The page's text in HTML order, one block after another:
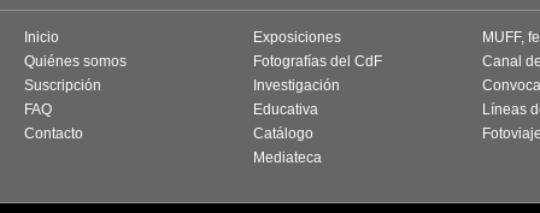
Inicio
Quiénes somos
Suscripción
FAQ
Contacto
Exposiciones
Fotografías del CdF
Investigación
Educativa
Catálogo
Mediateca
MUFF,
Canal
Líneas